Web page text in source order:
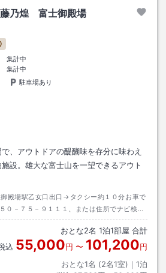
乃煌 富士御殿場
集計中
集計中
駐車場あり
、アウトドアの醍醐味を存分に味わえ
設。雄大な富士山を一望できるアウト
御殿場駅乙女口出口→タクシー約１０分お車で
０－７５－９１１１、または住所でナビ検索
す。
おとな2名 1泊1部屋 合計
込 55,000円 〜 101,200円
おとな1名 (2名1室)｜ 1泊